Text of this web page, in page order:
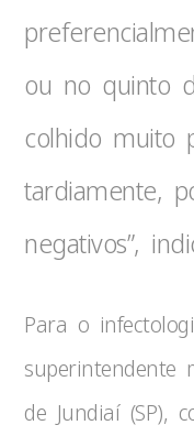
ou no quinto
colhido muito
tardiamente,
negativos”,
Para o
superintendente
de Jundiaí (SP),